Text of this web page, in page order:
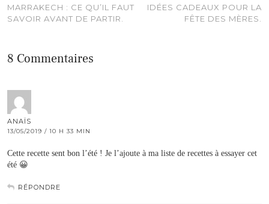
MARRAKECH : CE QU’IL FAUT
SAVOIR AVANT DE PARTIR.
IDÉES CADEAUX POUR LA
FÊTE DES MÈRES.
8 Commentaires
ANAÏS
13/05/2019 / 10 H 33 MIN
Cette recette sent bon l’été ! Je l’ajoute à ma liste de recettes à essayer cet
été 😀
RÉPONDRE